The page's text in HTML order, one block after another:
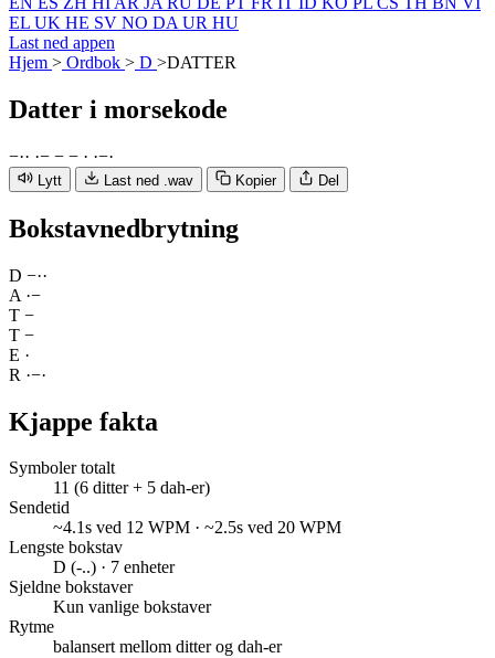
EL UK HE SV NO DA UR HU
Last ned appen
Hjem > Ordbok > D >DATTER
Datter i morsekode
−·· ·− − − · ·−·
Lytt Last ned .wav Kopier Del
Bokstavnedbrytning
D −··
A ·−
T −
T −
E ·
R ·−·
Kjappe fakta
Symboler totalt
11 (6 ditter + 5 dah-er)
Sendetid
~4.1s ved 12 WPM · ~2.5s ved 20 WPM
Lengste bokstav
D (-..) · 7 enheter
Sjeldne bokstaver
Kun vanlige bokstaver
Rytme
balansert mellom ditter og dah-er